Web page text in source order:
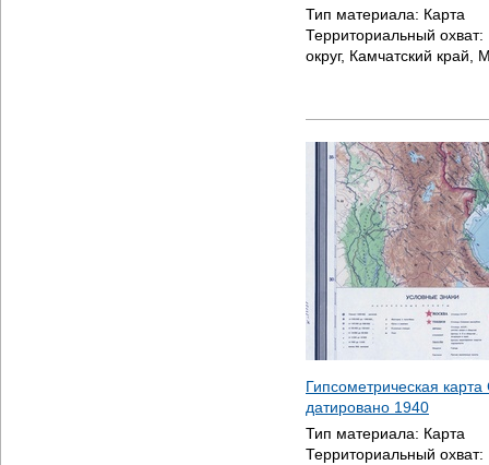
Тип материала: Карта
Территориальный охват:
округ, Камчатский край,
Гипсометрическая
датировано 1940
Тип материала: Карта
Территориальный охват: